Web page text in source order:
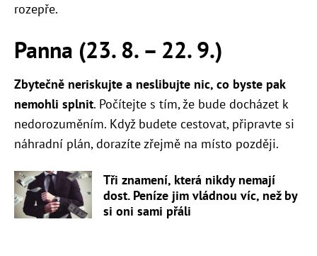
rozepře.
Panna (23. 8. – 22. 9.)
Zbytečně neriskujte a neslibujte nic, co byste pak
nemohli splnit. Počítejte s tím, že bude docházet k
nedorozuměním. Když budete cestovat, připravte si
náhradní plán, dorazíte zřejmě na místo později.
Tři znamení, která nikdy nemají
dost. Peníze jim vládnou víc, než by
si oni sami přáli